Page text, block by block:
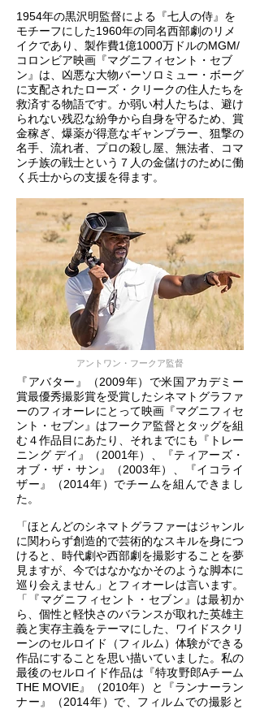
1954年の黒沢明監督による『七人の侍』を
モチーフにした1960年の同名西部劇のリメ
イクであり、製作費1億1000万ドルのMGM/
コロンビア映画『マグニフィセント・セブ
ン』は、凶悪な大物バーソロミュー・ボーグ
に支配されたローズ・クリークの住人たちを
救済する物語です。か弱い村人たちは、避け
られない残忍な紛争から自身を守るため、賞
金稼ぎ、爆薬が得意なギャンブラー、狙撃の
名手、流れ者、プロの殺し屋、無法者、コマ
ンチ族の戦士という７人の金儲けのために働
く兵士からの支援を得ます。
アントワン・フークア監督
『アバター』（2009年）で米国アカデミー
賞最優秀撮影賞を受賞したシネマトグラファ
ーのフィオーレにとって映画『マグニフィセ
ント・セブン』はフークア監督とタッグを組
む４作品目にあたり、それまでにも『トレー
ニング デイ』（2001年）、『ティアーズ・
オブ・ザ・サン』（2003年）、『イコライ
ザー』（2014年）でチームを組んできまし
た。
「ほとんどのシネマトグラファーはジャンル
に関わらず創造的で芸術的なスキルを身につ
けると、時代劇や西部劇を撮影することを夢
見ますが、今ではなかなかそのような脚本に
巡り会えません」とフィオーレは言います。
「『マグニフィセント・セブン』は最初か
ら、個性と軽快さのバランスが取れた英雄主
義と実存主義をテーマにした、ワイドスクリ
ーンのセルロイド（フィルム）体験ができる
作品にすることを思い描いていました。私の
最後のセルロイド作品は『特攻野郎Aチーム
THE MOVIE』（2010年）と『ランナーラン
ナー』（2014年）で、フィルムでの撮影と